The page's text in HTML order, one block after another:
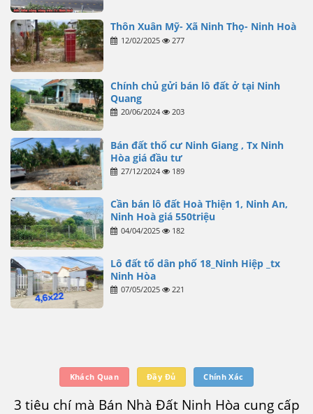
Thôn Xuân Mỹ- Xã Ninh Thọ- Ninh Hoà
12/02/2025 277
Chính chủ gửi bán lô đất ở tại Ninh
Quang
20/06/2024 203
Bán đất thổ cư Ninh Giang , Tx Ninh
Hòa giá đầu tư
27/12/2024 189
Cần bán lô đất Hoà Thiện 1, Ninh An,
Ninh Hoà giá 550triệu
04/04/2025 182
Lô đất tổ dân phố 18_Ninh Hiệp _tx
Ninh Hòa
07/05/2025 221
Khách Quan Đầy Đủ Chính Xác
3 tiêu chí mà Bán Nhà Đất Ninh Hòa cung cấp